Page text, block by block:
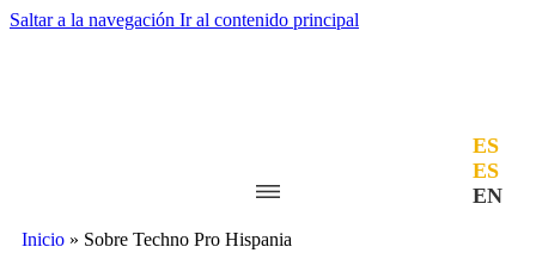
Saltar a la navegación Ir al contenido principal
ES
ES
EN
Inicio » Sobre Techno Pro Hispania